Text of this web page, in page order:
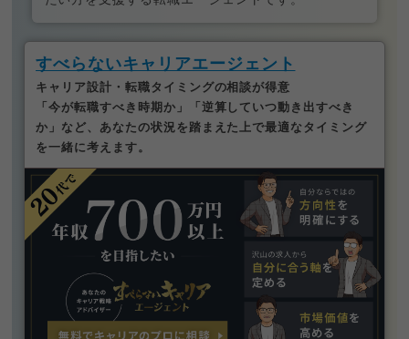
すべらないキャリアエージェント
キャリア設計・転職タイミングの相談が得意
「今が転職すべき時期か」「逆算していつ動き出すべき
か」など、あなたの状況を踏まえた上で最適なタイミング
を一緒に考えます。